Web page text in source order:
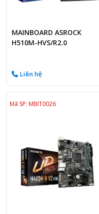
MAINBOARD ASROCK
H510M-HVS/R2.0
Liên hệ
Mã SP: MBIT0026